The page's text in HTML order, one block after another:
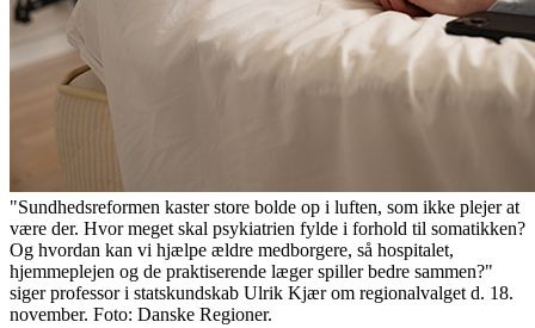
"Sundhedsreformen kaster store bolde op i luften, som ikke plejer at
være der. Hvor meget skal psykiatrien fylde i forhold til somatikken?
Og hvordan kan vi hjælpe ældre medborgere, så hospitalet,
hjemmeplejen og de praktiserende læger spiller bedre sammen?"
siger professor i statskundskab Ulrik Kjær om regionalvalget d. 18.
november. Foto: Danske Regioner.